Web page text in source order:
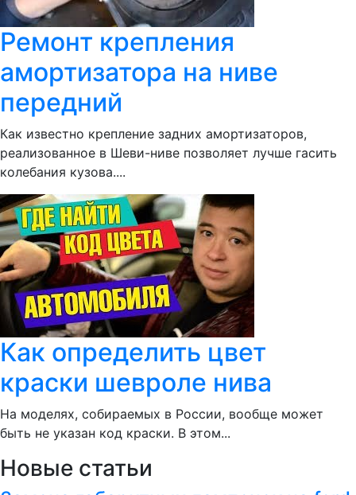
Ремонт крепления
амортизатора на ниве
передний
Как известно крепление задних амортизаторов,
реализованное в Шеви-ниве позволяет лучше гасить
колебания кузова....
Как определить цвет
краски шевроле нива
На моделях, собираемых в России, вообще может
быть не указан код краски. В этом...
Новые статьи